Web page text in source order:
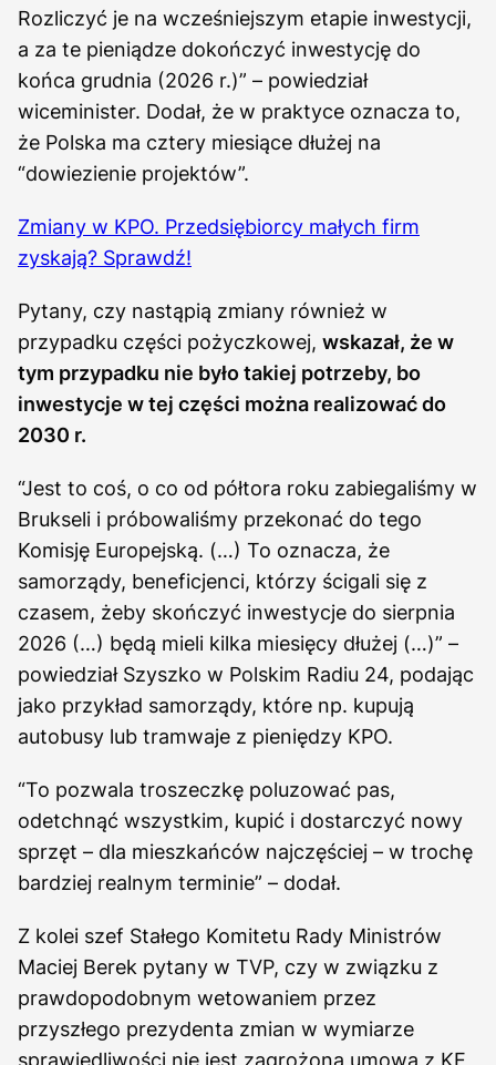
Rozliczyć je na wcześniejszym etapie inwestycji,
a za te pieniądze dokończyć inwestycję do
końca grudnia (2026 r.)” – powiedział
wiceminister. Dodał, że w praktyce oznacza to,
że Polska ma cztery miesiące dłużej na
“dowiezienie projektów”.
Zmiany w KPO. Przedsiębiorcy małych firm
zyskają? Sprawdź!
Pytany, czy nastąpią zmiany również w
przypadku części pożyczkowej, wskazał, że w
tym przypadku nie było takiej potrzeby, bo
inwestycje w tej części można realizować do
2030 r.
“Jest to coś, o co od półtora roku zabiegaliśmy w
Brukseli i próbowaliśmy przekonać do tego
Komisję Europejską. (…) To oznacza, że
samorządy, beneficjenci, którzy ścigali się z
czasem, żeby skończyć inwestycje do sierpnia
2026 (…) będą mieli kilka miesięcy dłużej (…)” –
powiedział Szyszko w Polskim Radiu 24, podając
jako przykład samorządy, które np. kupują
autobusy lub tramwaje z pieniędzy KPO.
“To pozwala troszeczkę poluzować pas,
odetchnąć wszystkim, kupić i dostarczyć nowy
sprzęt – dla mieszkańców najczęściej – w trochę
bardziej realnym terminie” – dodał.
Z kolei szef Stałego Komitetu Rady Ministrów
Maciej Berek pytany w TVP, czy w związku z
prawdopodobnym wetowaniem przez
przyszłego prezydenta zmian w wymiarze
sprawiedliwości nie jest zagrożona umowa z KE